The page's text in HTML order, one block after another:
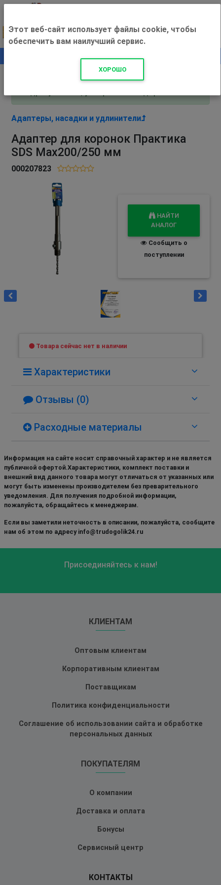
+500 ₽
Внимание! С 3 августа магазин работает по
Адаптеры, насадки и удлинители
Адаптер для коронок Практика
SDS Max200/250 мм
000207823
НАЙТИ
АНАЛОГ
Сообщить о
поступлении
Товара сейчас нет в наличии
Характеристики
Отзывы (0)
Расходные материалы
Информация на сайте носит справочный характер и не является
публичной офертой.Характеристики, комплект поставки и
внешний вид данного товара могут отличаться от указанных или
могут быть изменены производителем без преварительного
уведомления. Для получения подробной информации,
пожалуйста, обращайтесь к менеджерам.
Если вы заметили неточность в описании, пожалуйста, сообщите
нам об этом по адресу info@trudogolik24.ru
Присоединяйтесь к нам!
КЛИЕНТАМ
Оптовым клиентам
Корпоративным клиентам
Поставщикам
Политика конфиденциальности
Соглашение об использовании сайта и обработке
персональных данных
ПОКУПАТЕЛЯМ
О компании
Доставка и оплата
Бонусы
Сервисный центр
КОНТАКТЫ
Этот веб-сайт использует файлы cookie, чтобы
обеспечить вам наилучший сервис.
ХОРОШО